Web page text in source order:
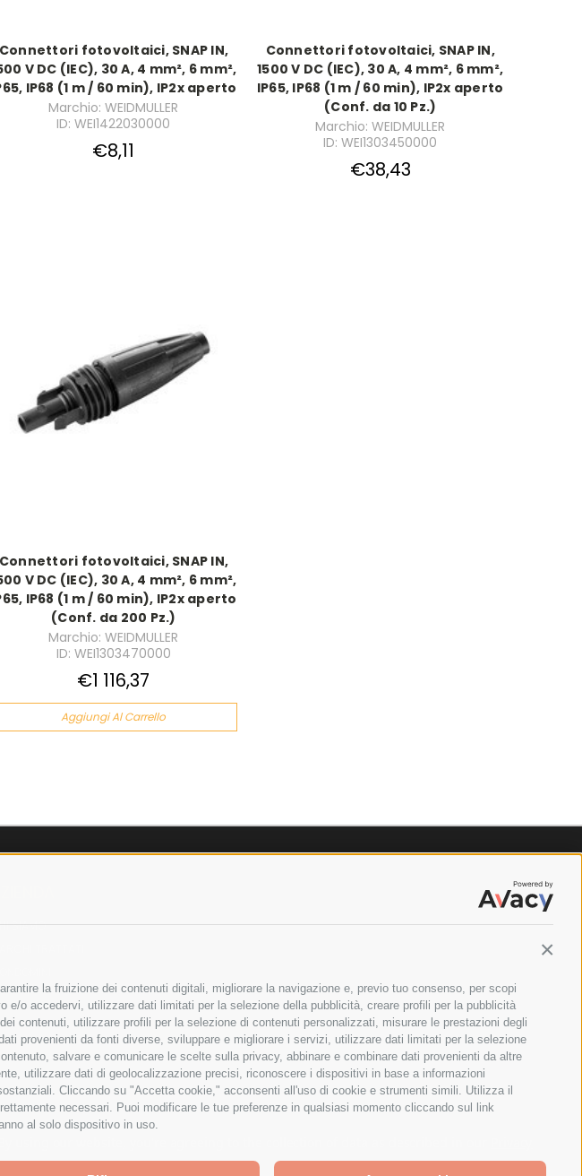
la fruizione dei contenuti digitali, migliorare la navigazione e, previo tuo consenso, per scopi
o accedervi, utilizzare dati limitati per la selezione della pubblicità, creare profili per la pubblicità
contenuti, utilizzare profili per la selezione di contenuti personalizzati, misurare le prestazioni degli
provenienti da fonti diverse, sviluppare e migliorare i servizi, utilizzare dati limitati per la selezione
salvare e comunicare le scelte sulla privacy, abbinare e combinare dati provenienti da altre
utilizzare dati di geolocalizzazione precisi, riconoscere i dispositivi in base a informazioni
Cliccando su "Accetta cookie," acconsenti all'uso di cookie e strumenti simili. Utilizza il
necessari. Puoi modificare le tue preferenze in qualsiasi momento cliccando sul link
al solo dispositivo in uso.
Connettori fotovoltaici, SNAP IN,
V DC (IEC), 30 A, 4 mm², 6 mm²,
IP68 (1 m / 60 min), IP2x aperto
Marchio: WEIDMULLER
ID: WEI1422030000
€8,11
Connettori fotovoltaici, SNAP IN,
1500 V DC (IEC), 30 A, 4 mm², 6 mm²,
IP65, IP68 (1 m / 60 min), IP2x aperto
(Conf. da 10 Pz.)
Marchio: WEIDMULLER
ID: WEI1303450000
€38,43
Connettori fotovoltaici, SNAP IN,
V DC (IEC), 30 A, 4 mm², 6 mm²,
IP68 (1 m / 60 min), IP2x aperto
(Conf. da 200 Pz.)
Marchio: WEIDMULLER
ID: WEI1303470000
€1 116,37
Aggiungi Al Carrello
SIAMO
Bonifico
Bancario